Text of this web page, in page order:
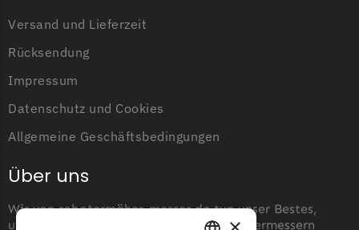
Versand und Lieferzeit
Rücksendung
Impressum
Datenschutz und Cookies
Allgemeine Geschäftsbedingungen
Über uns
Wir von robotermäher-messer.de tun unser Bestes,
um die Wartung von Roboter-Rasenmähermessern